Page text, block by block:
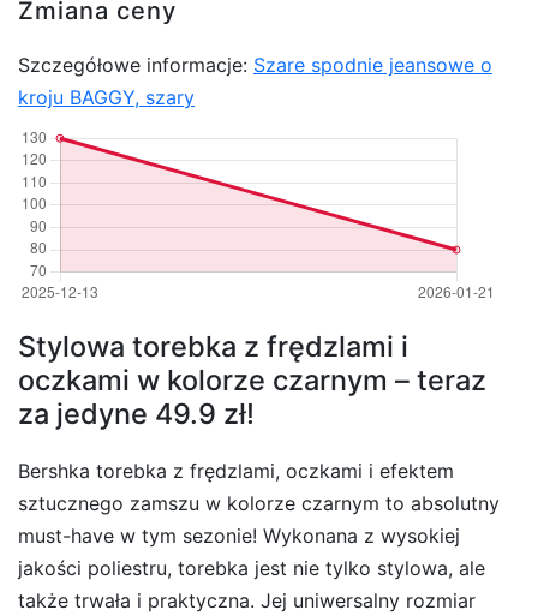
Zmiana ceny
Szczegółowe informacje: Szare spodnie jeansowe o
kroju BAGGY, szary
Stylowa torebka z frędzlami i
oczkami w kolorze czarnym – teraz
za jedyne 49.9 zł!
Bershka torebka z frędzlami, oczkami i efektem
sztucznego zamszu w kolorze czarnym to absolutny
must-have w tym sezonie! Wykonana z wysokiej
jakości poliestru, torebka jest nie tylko stylowa, ale
także trwała i praktyczna. Jej uniwersalny rozmiar